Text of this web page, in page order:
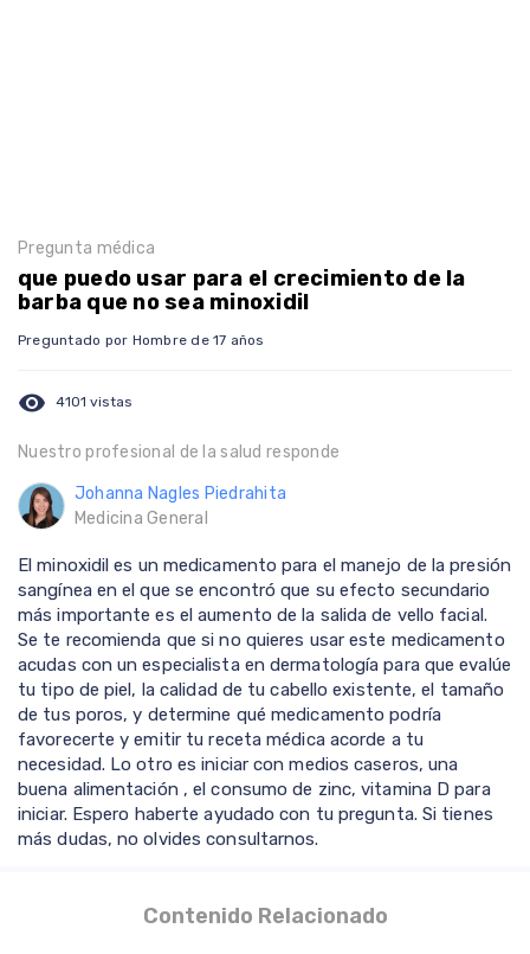
Pregunta médica
que puedo usar para el crecimiento de la
barba que no sea minoxidil
Preguntado por Hombre de 17 años
visibility 4101 vistas
Nuestro profesional de la salud responde
Johanna Nagles Piedrahita
Medicina General
El minoxidil es un medicamento para el manejo de la presión
sangínea en el que se encontró que su efecto secundario
más importante es el aumento de la salida de vello facial.
Se te recomienda que si no quieres usar este medicamento
acudas con un especialista en dermatología para que evalúe
tu tipo de piel, la calidad de tu cabello existente, el tamaño
de tus poros, y determine qué medicamento podría
favorecerte y emitir tu receta médica acorde a tu
necesidad. Lo otro es iniciar con medios caseros, una
buena alimentación , el consumo de zinc, vitamina D para
iniciar. Espero haberte ayudado con tu pregunta. Si tienes
más dudas, no olvides consultarnos.
Contenido Relacionado